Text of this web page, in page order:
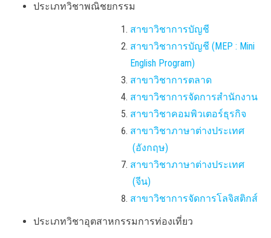
ประเภทวิชาพณิชยกรรม
สาขาวิชาการบัญชี
สาขาวิชาการบัญชี (MEP : Mini
English Program)
สาขาวิชาการตลาด
สาขาวิชาการจัดการสำนักงาน
สาขาวิชาคอมพิวเตอร์ธุรกิจ
สาขาวิชาภาษาต่างประเทศ
(อังกฤษ)
สาขาวิชาภาษาต่างประเทศ
(จีน)
สาขาวิชาการจัดการโลจิสติกส์
ประเภทวิชาอุตสาหกรรมการท่องเที่ยว